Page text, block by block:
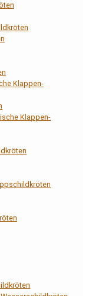
Klappen-
Klappen-